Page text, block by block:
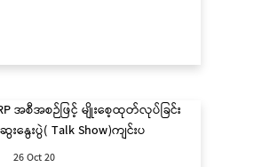
အစီအစဉ်ဖြင့် မျိုးစေ့ထုတ်လုပ်ခြင်း
နွေးပွဲ( Talk Show)ကျင်းပ
26 Oct 20